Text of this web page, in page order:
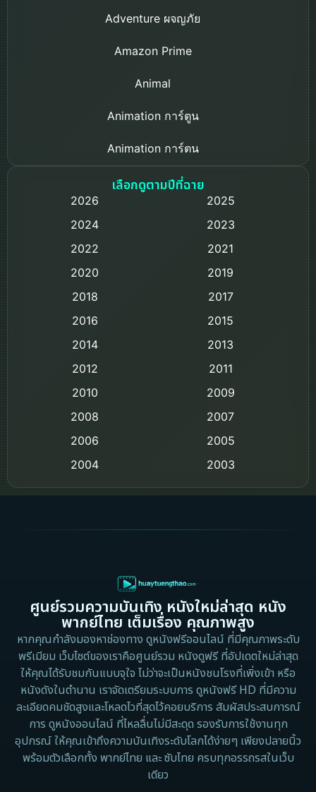
Adventure ผจญภัย
Amazon Prime
Animal
Animation การ์ตูน
Animation การ์ตูน
Based on a True Story เรื่องจริง
Detective สืบสวน
Disaster
Disney+
Documentary สารคดี
Documentary สารคดี
Drama ดราม่า
เลือกดูตามปีที่ฉาย
2026
2025
2024
2023
2022
2021
2020
2019
2018
2017
2016
2015
2014
2013
2012
2011
2010
2009
2008
2007
2006
2005
2004
2003
2002
2000
1983
1982
1971
1962
ศูนย์รวมความบันเทิง หนังใหม่ล่าสุด หนัง
พากย์ไทย เต็มเรื่อง คุณภาพสูง
หากคุณกำลังมองหาช่องทาง ดูหนังฟรีออนไลน์ ที่มีคุณภาพระดับ
พรีเมียม เว็บไซต์ของเราคือศูนย์รวม หนังดูฟรี ที่อัปเดตใหม่ล่าสุด
ให้คุณได้รับชมกันแบบจุใจ ไม่ว่าจะเป็นหนังชนโรงที่เพิ่งเข้า หรือ
หนังดังในตำนาน เราจัดเตรียมระบบการ ดูหนังฟรี HD ที่มีความ
ละเอียดคมชัดสูงและโหลดไวที่สุดไว้คอยบริการ สัมผัสประสบการณ์
การ ดูหนังออนไลน์ ที่ไหลลื่นไม่มีสะดุด รองรับการใช้งานทุก
อุปกรณ์ ให้คุณเข้าถึงความบันเทิงระดับโลกได้ง่ายๆ เพียงปลายนิ้ว
พร้อมตัวเลือกทั้ง พากย์ไทย และ ซับไทย ครบทุกอรรถรสในเว็บ
เดียว